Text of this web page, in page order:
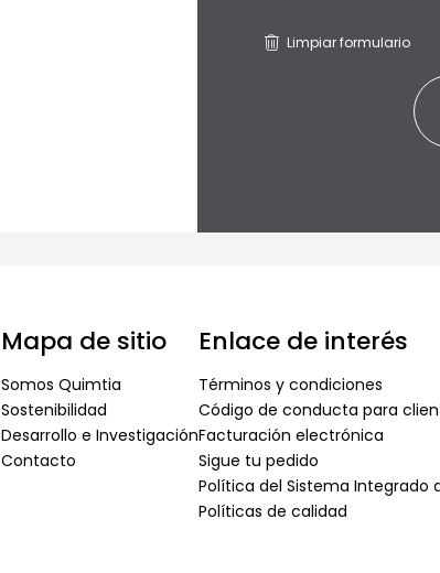
Limpiar formulario
Mapa de sitio
Somos Quimtia
Sostenibilidad
Desarrollo e Investigación
Contacto
Enlace de interés
Términos y condiciones
Código de conducta para
Facturación electrónica
Sigue tu pedido
Política del Sistema Integrado
Políticas de calidad